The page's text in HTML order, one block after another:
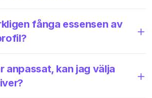
fånga essensen av
anpassat, kan jag välja